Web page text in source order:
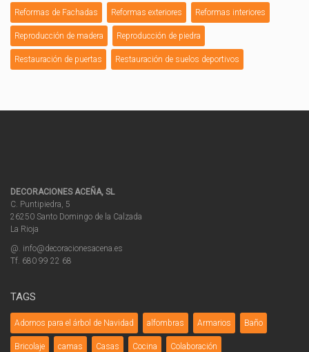
Reformas de Fachadas Reformas exteriores Reformas interiores
Reproducción de madera Reproducción de piedra
Restauración de puertas Restauración de suelos deportivos
DECORACIONES ACEÑA, SL
C. Puntipiedra, 5
26250 Santo Domingo de la Calzada
La Rioja
@. info@decoracionesacena.es
Tf. 680 99 22 68
TAGS
Adornos para el árbol de Navidad alfombras Armarios Baño
Bricolaje camas Casas Cocina Colaboración